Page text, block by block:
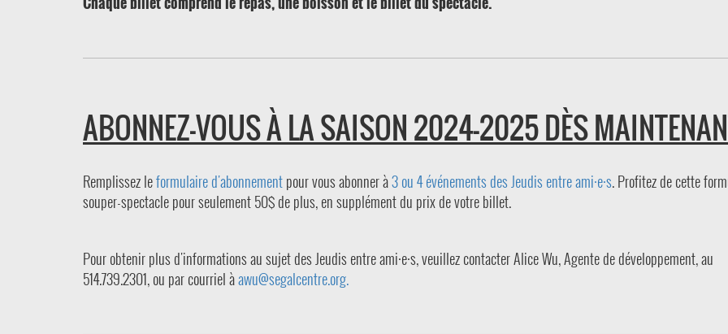
ABONNEZ-VOUS À LA SAISON 2024-2025 DÈS
Remplissez leformulaire d'abonnementpour vous abonner à3 ou 4 événements des Jeudis entre ami·e·s. Profitez de cette
souper-spectacle pour seulement 50$ de plus, en supplément du prix de votre billet.
Pour obtenir plus d'informations au sujet des Jeudis entre ami·e·s, veuillez contacter Alice Wu, Agente de développement, au
514.739.2301, ou par courriel àawu@segalcentre.org.